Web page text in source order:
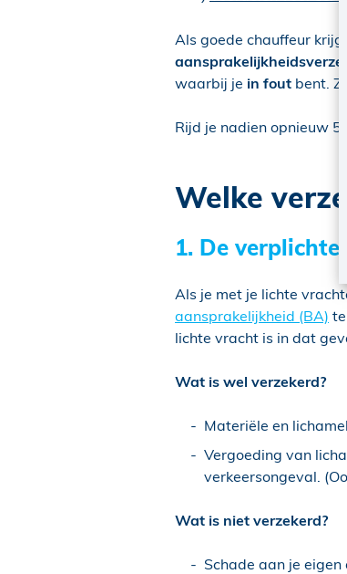
Als goede chauffeur
waarbij je in fout bent.
Rijd je nadien opnieuw
Welke
1. De
Als je met je lichte
aansprakelijkheid (BA)
lichte vracht is in dat
Wat is wel verzekerd?
Materiële en
Vergoeding van
verkeersongeval.
Wat is niet verzekerd?
Schade aan je eigen